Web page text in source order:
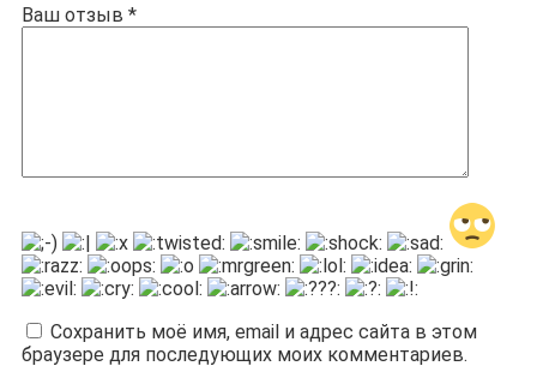
Ваш отзыв *
Сохранить моё имя, email и адрес сайта в этом
браузере для последующих моих комментариев.